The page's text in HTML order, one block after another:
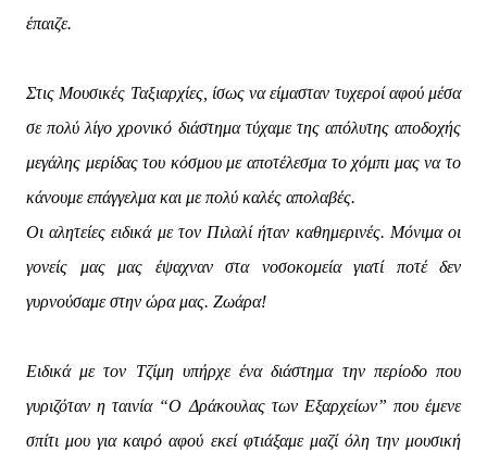
έπαιζε.
Στις Μουσικές Ταξιαρχίες, ίσως να είμασταν τυχεροί αφού μέσα
σε πολύ λίγο χρονικό διάστημα τύχαμε της απόλυτης αποδοχής
μεγάλης μερίδας του κόσμου με αποτέλεσμα το χόμπι μας να το
κάνουμε επάγγελμα και με πολύ καλές απολαβές.
Οι αλητείες ειδικά με τον Πιλαλί ήταν καθημερινές. Μόνιμα οι
γονείς μας μας έψαχναν στα νοσοκομεία γιατί ποτέ δεν
γυρνούσαμε στην ώρα μας. Ζωάρα!
Ειδικά με τον Τζίμη υπήρχε ένα διάστημα την περίοδο που
γυριζόταν η ταινία “Ο Δράκουλας των Εξαρχείων” που έμενε
σπίτι μου για καιρό αφού εκεί φτιάξαμε μαζί όλη την μουσική